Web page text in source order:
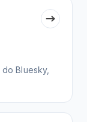
Bluesky,